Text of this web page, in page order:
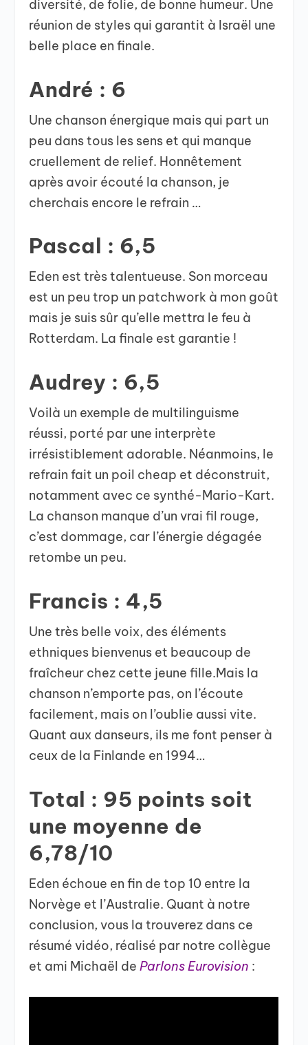
diversité, de folie, de bonne humeur. Une
réunion de styles qui garantit à Israël une
belle place en finale.
André : 6
Une chanson énergique mais qui part un
peu dans tous les sens et qui manque
cruellement de relief. Honnêtement
après avoir écouté la chanson, je
cherchais encore le refrain …
Pascal : 6,5
Eden est très talentueuse. Son morceau
est un peu trop un patchwork à mon goût
mais je suis sûr qu’elle mettra le feu à
Rotterdam. La finale est garantie !
Audrey : 6,5
Voilà un exemple de multilinguisme
réussi, porté par une interprète
irrésistiblement adorable. Néanmoins, le
refrain fait un poil cheap et déconstruit,
notamment avec ce synthé-Mario-Kart.
La chanson manque d’un vrai fil rouge,
c’est dommage, car l’énergie dégagée
retombe un peu.
Francis : 4,5
Une très belle voix, des éléments
ethniques bienvenus et beaucoup de
fraîcheur chez cette jeune fille.Mais la
chanson n’emporte pas, on l’écoute
facilement, mais on l’oublie aussi vite.
Quant aux danseurs, ils me font penser à
ceux de la Finlande en 1994…
Total : 95 points soit
une moyenne de
6,78/10
Eden échoue en fin de top 10 entre la
Norvège et l’Australie. Quant à notre
conclusion, vous la trouverez dans ce
résumé vidéo, réalisé par notre collègue
et ami Michaël deParlons Eurovision :